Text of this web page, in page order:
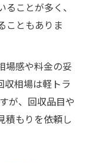
ことが多く、
こともありま
場感や料金の妥
収相場は軽トラ
が、回収品目や
積もりを依頼し